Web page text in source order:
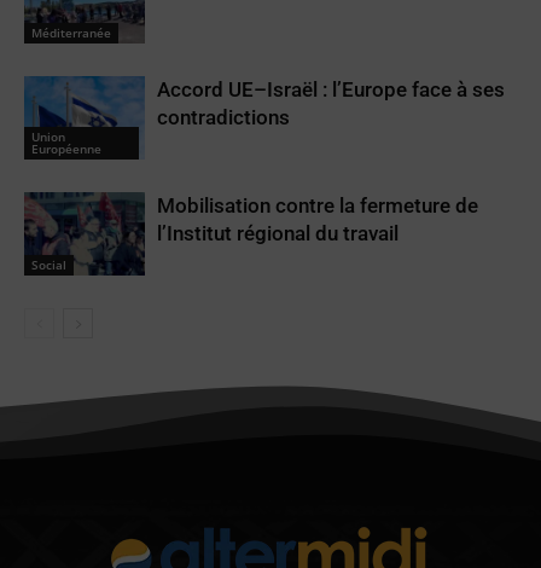
Méditerranée
Union
Européenne
Accord UE–Israël : l’Europe face à ses
contradictions
Social
Mobilisation contre la fermeture de
l’Institut régional du travail